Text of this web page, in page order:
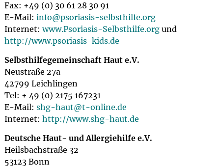
Fax: +49 (0) 30 61 28 30 91
E-Mail: info@psoriasis-selbsthilfe.org
Internet:www.Psoriasis-Selbsthilfe.orgund
http://www.psoriasis-kids.de
Selbsthilfegemeinschaft Haut e.V.
Neustraße 27a
42799 Leichlingen
Tel: + 49 (0) 2175 167231
E-Mail: shg-haut@t-online.de
Internet: http://www.shg-haut.de
Deutsche Haut- und Allergiehilfe e.V.
Heilsbachstraße 32
53123 Bonn